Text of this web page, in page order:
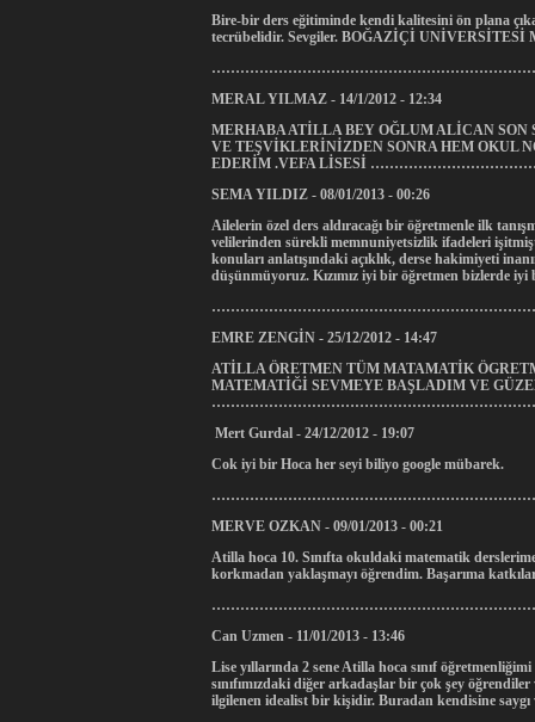
Bire-bir ders eğitiminde kendi kalitesini ön plana
tecrübelidir. Sevgiler. BOĞAZİÇİ
MERAL YILMAZ - 14/1/2012 - 12:34
MERHABA ATİLLA BEY OĞLUM ALİCAN
VE TEŞVİKLERİNİZDEN SONRA HEM OKUL
EDERİM .VEFA LİSESİ
SEMA YILDIZ - 08/01/2013 - 00:26
Ailelerin özel ders aldıracağı bir öğretmenle ilk
velilerinden sürekli memnuniyetsizlik ifadeleri
konuları anlatışındaki açıklık, derse hakimiyeti
düşünmüyoruz. Kızımız iyi bir öğretmen bizlerde iyi
EMRE ZENGİN - 25/12/2012 - 14:47
ATİLLA ÖRETMEN TÜM MATAMATİK
MATEMATİĞİ SEVMEYE BAŞLADIM VE
Mert Gurdal - 24/12/2012 - 19:07
Cok iyi bir Hoca her seyi biliyo google mübarek.
MERVE OZKAN - 09/01/2013 - 00:21
Atilla hoca 10. Sınıfta okuldaki matematik
korkmadan yaklaşmayı öğrendim. Başarıma
Can Uzmen - 11/01/2013 - 13:46
Lise yıllarında 2 sene Atilla hoca sınıf
sınıfımızdaki diğer arkadaşlar bir çok şey
ilgilenen idealist bir kişidir. Buradan kendisine saygı